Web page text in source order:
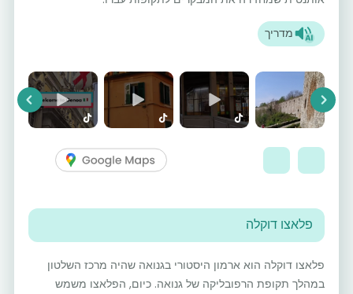
מדריך
Next
פלאצו דוקלה
פלאצו דוקלה הוא ארמון היסטורי בגנואה שהיה מרכז השלטון
במהלך תקופת הרפובליקה של גנואה. כיום, הפלאצו משמש